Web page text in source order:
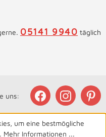
05141 9940 täglich
uns:
um eine bestmögliche
Mehr Informationen ...